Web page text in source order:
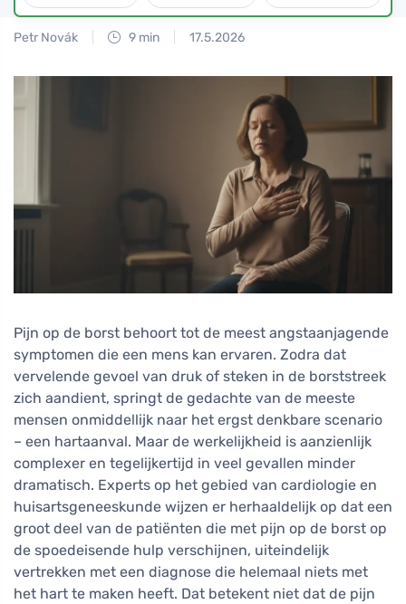
Petr Novák 9 min 17.5.2026
Pijn op de borst behoort tot de meest angstaanjagende
symptomen die een mens kan ervaren. Zodra dat
vervelende gevoel van druk of steken in de borststreek
zich aandient, springt de gedachte van de meeste
mensen onmiddellijk naar het ergst denkbare scenario
– een hartaanval. Maar de werkelijkheid is aanzienlijk
complexer en tegelijkertijd in veel gevallen minder
dramatisch. Experts op het gebied van cardiologie en
huisartsgeneeskunde wijzen er herhaaldelijk op dat een
groot deel van de patiënten die met pijn op de borst op
de spoedeisende hulp verschijnen, uiteindelijk
vertrekken met een diagnose die helemaal niets met
het hart te maken heeft. Dat betekent niet dat de pijn